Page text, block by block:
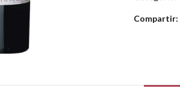
Compartir